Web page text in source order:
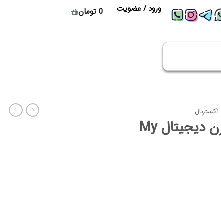
ورود / عضویت 0 تومان
اکسترنال
هارد اکسترنال وسترن دیجیتال My